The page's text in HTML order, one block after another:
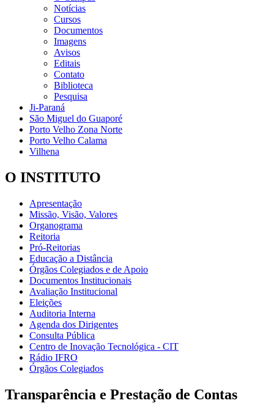
Notícias
Cursos
Documentos
Imagens
Avisos
Editais
Contato
Biblioteca
Pesquisa
Ji-Paraná
São Miguel do Guaporé
Porto Velho Zona Norte
Porto Velho Calama
Vilhena
O INSTITUTO
Apresentação
Missão, Visão, Valores
Organograma
Reitoria
Pró-Reitorias
Educação a Distância
Órgãos Colegiados e de Apoio
Documentos Institucionais
Avaliação Institucional
Eleições
Auditoria Interna
Agenda dos Dirigentes
Consulta Pública
Centro de Inovação Tecnológica - CIT
Rádio IFRO
Órgãos Colegiados
Transparência e Prestação de Contas